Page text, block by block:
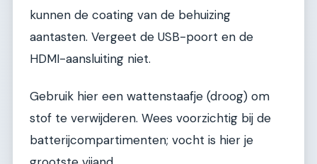
kunnen de coating van de behuizing
aantasten. Vergeet de USB-poort en de
HDMI-aansluiting niet.
Gebruik hier een wattenstaafje (droog) om
stof te verwijderen. Wees voorzichtig bij de
batterijcompartimenten; vocht is hier je